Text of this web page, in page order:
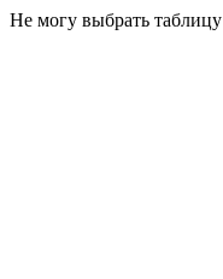
Не могу выбрать таблицу